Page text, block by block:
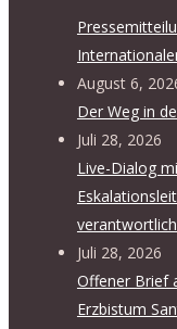
August 6,
Der Weg in
Juli 28, 2026
Live-Dialog
Juli 28, 2026
Offener Brief
Erzbistum